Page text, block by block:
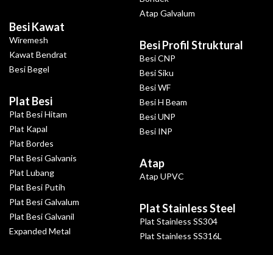
Besi Kawat
Wiremesh
Kawat Bendrat
Besi Begel
Plat Besi
Plat Besi Hitam
Plat Kapal
Plat Bordes
Plat Besi Galvanis
Plat Lubang
Plat Besi Putih
Plat Besi Galvalum
Plat Besi Galvanil
Expanded Metal
Atap Galvalum
Besi Profil Struktural
Besi CNP
Besi Siku
Besi WF
Besi H Beam
Besi UNP
Besi INP
Atap
Atap UPVC
Plat Stainless Steel
Plat Stainless SS304
Plat Stainless SS316L